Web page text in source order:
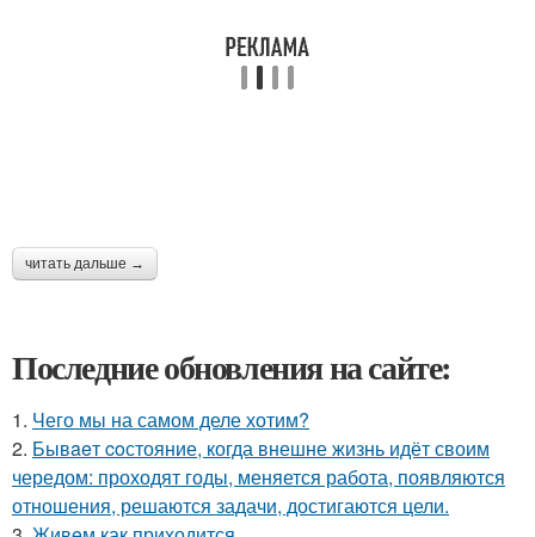
читать дальше →
Последние обновления на сайте:
1. Чего мы на самом деле хотим?
2. Бывaeт coстояние, когда внешне жизнь идёт своим
чередом: проходят годы, меняется работа, появляются
отношения, решаются задачи, достигаются цели.